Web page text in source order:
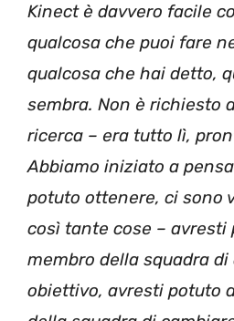
Kinect è davvero facile
qualcosa che puoi fare
qualcosa che hai detto,
sembra. Non è richiesto
ricerca – era tutto lì,
Abbiamo iniziato a
potuto ottenere, ci sono
così tante cose – avresti
membro della squadra
obiettivo, avresti potuto